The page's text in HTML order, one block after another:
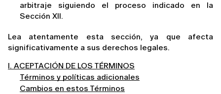
arbitraje siguiendo el proceso indicado en la
Sección XII.
Lea atentamente esta sección, ya que afecta
significativamente a sus derechos legales.
I. ACEPTACIÓN DE LOS TÉRMINOS
Términos y políticas adicionales
Cambios en estos Términos